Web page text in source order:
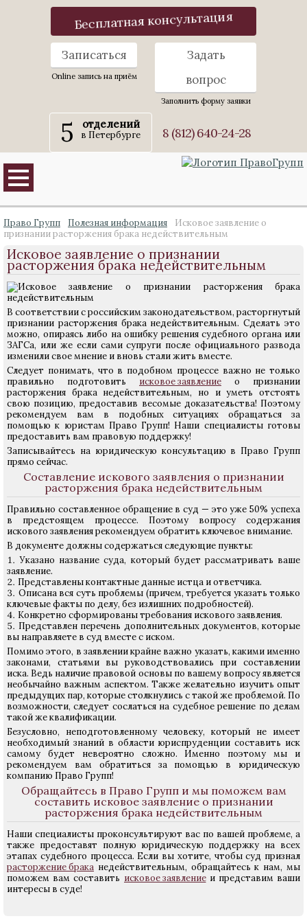
Бесплатная консультация
Записаться
Online запись на приём
Задать
вопрос
Заполнить форму заявки
5 отделений
в Петербурге 8 (812) 640-24-28
Право Групп Полезная информация
Исковое заявление о
признании расторжения брака недействительным
Исковое заявление о признании
расторжения брака недействительным
В соответствии с российским законодательством, расторгнутый
признании расторжения брака недействительным. Сделать это
можно, опираясь либо на ошибку решения судебного органа или
ЗАГСа, или же если сами супруги после официального развода
изменили свое мнение и вновь стали жить вместе.
Следует понимать, что в подобном процессе важно не только
правильно подготовить исковое заявление о признании
расторжения брака недействительным, но и уметь отстоять
свою позицию, предоставив весомые доказательства! Поэтому
рекомендуем вам в подобных ситуациях обращаться за
помощью к юристам Право Групп! Наши специалисты готовы
предоставить вам правовую поддержку!
Записывайтесь на юридическую консультацию в Право Групп
прямо сейчас.
Составление искового заявления о признании
расторжения брака недействительным
Правильно составленное обращение в суд — это уже 50% успеха
в предстоящем процессе. Поэтому вопросу содержания
искового заявления рекомендуем обратить ключевое внимание.
В документе должны содержаться следующие пункты:
Указано название суда, который будет рассматривать ваше
заявление.
Представлены контактные данные истца и ответчика.
Описана вся суть проблемы (причем, требуется указать только
ключевые факты по делу, без излишних подробностей).
Конкретно сформированы требования искового заявления.
Представлен перечень дополнительных документов, которые
вы направляете в суд вместе с иском.
Помимо этого, в заявлении крайне важно указать, какими именно
законами, статьями вы руководствовались при составлении
иска. Ведь наличие правовой основы по вашему вопросу является
необычайно важным аспектом. Также желательно изучить опыт
предыдущих пар, которые столкнулись с такой же проблемой. По
возможности, следует сослаться на судебное решение по делам
такой же квалификации.
Безусловно, неподготовленному человеку, который не имеет
необходимый знаний в области юриспруденции составить иск
самому будет невероятно сложно. Именно поэтому мы и
рекомендуем вам обратиться за помощью в юридическую
компанию Право Групп!
Обращайтесь в Право Групп и мы поможем вам
составить исковое заявление о признании
расторжения брака недействительным
Наши специалисты проконсультируют вас по вашей проблеме, а
также предоставят полную юридическую поддержку на всех
этапах судебного процесса. Если вы хотите, чтобы суд признал
расторжение брака недействительным, обращайтесь к нам, мы
поможем вам составить исковое заявлениеи представим ваши
интересы в суде!